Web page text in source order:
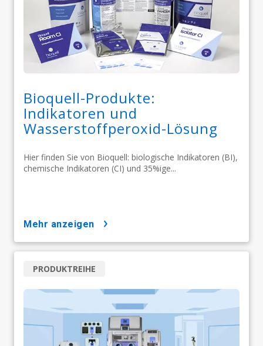
Bioquell-Produkte:
Indikatoren und
Wasserstoffperoxid-Lösung
Hier finden Sie von Bioquell: biologische Indikatoren (BI),
chemische Indikatoren (CI) und 35%ige...
mehr anzeigen
PRODUKTREIHE